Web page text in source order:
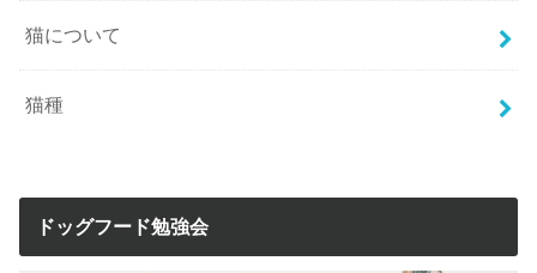
猫について
猫種
ドッグフード勉強会